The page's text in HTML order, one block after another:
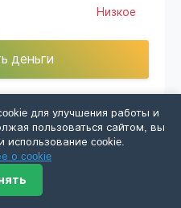
Низкое
деньги
для улучшения работы и
пользоваться сайтом, вы
использование cookie.
о cookie